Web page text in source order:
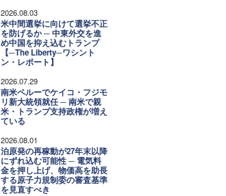
2026.08.03
米中間選挙に向けて選挙不正
を防げるか ─ 中東外交を進
め中国を抑え込むトランプ
【─The Liberty─ワシント
ン・レポート】
2026.07.29
南米ペルーでケイコ・フジモ
リ新大統領就任 ─ 南米で親
米・トランプ支持政権が増え
ている
2026.08.01
泊原発の再稼動が27年末以降
にずれ込む可能性 ─ 電気料
金を押し上げ、物価高を助長
する原子力規制委の審査基準
を見直すべき